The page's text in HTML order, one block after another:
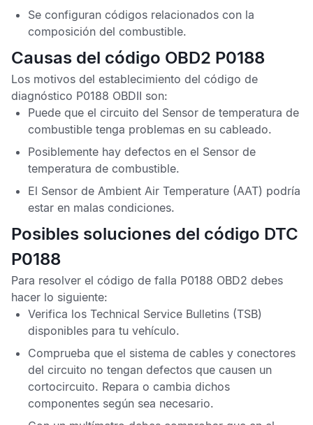
Se configuran códigos relacionados con la
composición del combustible.
Causas del código OBD2 P0188
Los motivos del establecimiento del código de
diagnóstico P0188 OBDII son:
Puede que el circuito del Sensor de temperatura de
combustible tenga problemas en su cableado.
Posiblemente hay defectos en el Sensor de
temperatura de combustible.
El Sensor de Ambient Air Temperature (AAT) podría
estar en malas condiciones.
Posibles soluciones del código DTC
P0188
Para resolver el código de falla P0188 OBD2 debes
hacer lo siguiente:
Verifica los Technical Service Bulletins (TSB)
disponibles para tu vehículo.
Comprueba que el sistema de cables y conectores
del circuito no tengan defectos que causen un
cortocircuito. Repara o cambia dichos
componentes según sea necesario.